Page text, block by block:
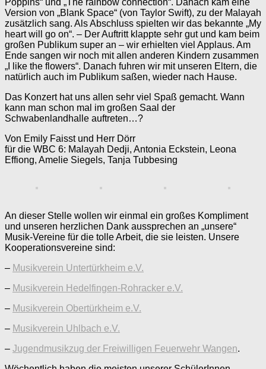
Poppins“ und „The rainbow connection“. Danach kam eine
Version von „Blank Space“ (von Taylor Swift), zu der Malayah
zusätzlich sang. Als Abschluss spielten wir das bekannte „My
heart will go on“. – Der Auftritt klappte sehr gut und kam beim
großen Publikum super an – wir erhielten viel Applaus. Am
Ende sangen wir noch mit allen anderen Kindern zusammen
„I like the flowers“. Danach fuhren wir mit unseren Eltern, die
natürlich auch im Publikum saßen, wieder nach Hause.
Das Konzert hat uns allen sehr viel Spaß gemacht. Wann
kann man schon mal im großen Saal der
Schwabenlandhalle auftreten…?
Von Emily Faisst und Herr Dörr
für die WBC 6: Malayah Dedji, Antonia Eckstein, Leona
Effiong, Amelie Siegels, Tanja Tubbesing
An dieser Stelle wollen wir einmal ein großes Kompliment
und unseren herzlichen Dank aussprechen an „unsere“
Musik-Vereine für die tolle Arbeit, die sie leisten. Unsere
Kooperationsvereine sind:
– Musikverein Untertürkheim e.V.
– Musikverein Hedelfingen-Rohracker e.V.
– Musikverein Obertürkheim e.V.
– Musikverein Uhlbach e.V.
– Jugendmusikzug der Freiwilligen Feuerwehr Wangen.